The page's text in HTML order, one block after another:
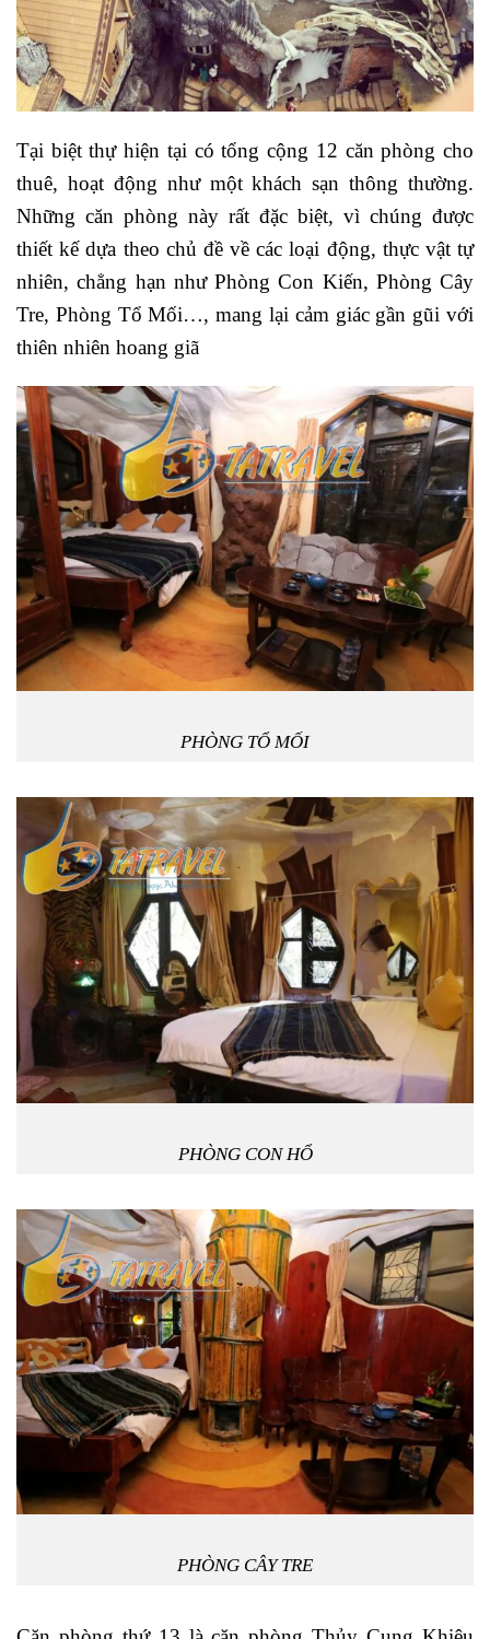
Tại biệt thự hiện tại có tổng cộng 12 căn phòng cho
thuê, hoạt động như một khách sạn thông thường.
Những căn phòng này rất đặc biệt, vì chúng được
thiết kế dựa theo chủ đề về các loại động, thực vật tự
nhiên, chẳng hạn như Phòng Con Kiến, Phòng Cây
Tre, Phòng Tổ Mối…, mang lại cảm giác gần gũi với
thiên nhiên hoang giã
PHÒNG TỔ MỐI
PHÒNG CON HỔ
PHÒNG CÂY TRE